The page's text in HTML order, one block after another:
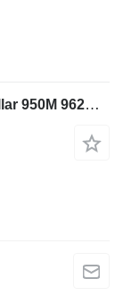
Caterpillar 4435149 ožičenje za Caterpillar 950M 962M prednjeg utovarivača